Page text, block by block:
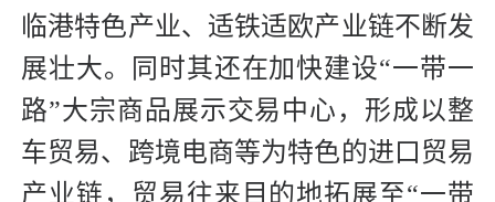
临港特色产业、适铁适欧产业链不断发
展壮大。同时其还在加快建设“一带一
路”大宗商品展示交易中心，形成以整
车贸易、跨境电商等为特色的进口贸易
产业链，贸易往来目的地拓展至“一带